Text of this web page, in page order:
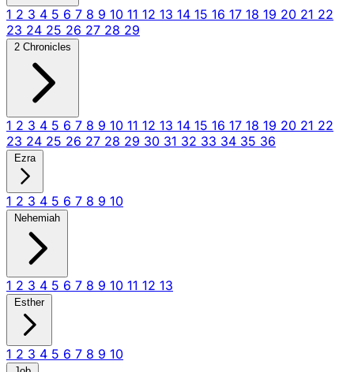
1 2 3 4 5 6 7 8 9 10 11 12 13 14 15 16 17 18 19 20 21 22
23 24 25 26 27 28 29
2 Chronicles
1 2 3 4 5 6 7 8 9 10 11 12 13 14 15 16 17 18 19 20 21 22
23 24 25 26 27 28 29 30 31 32 33 34 35 36
Ezra
1 2 3 4 5 6 7 8 9 10
Nehemiah
1 2 3 4 5 6 7 8 9 10 11 12 13
Esther
1 2 3 4 5 6 7 8 9 10